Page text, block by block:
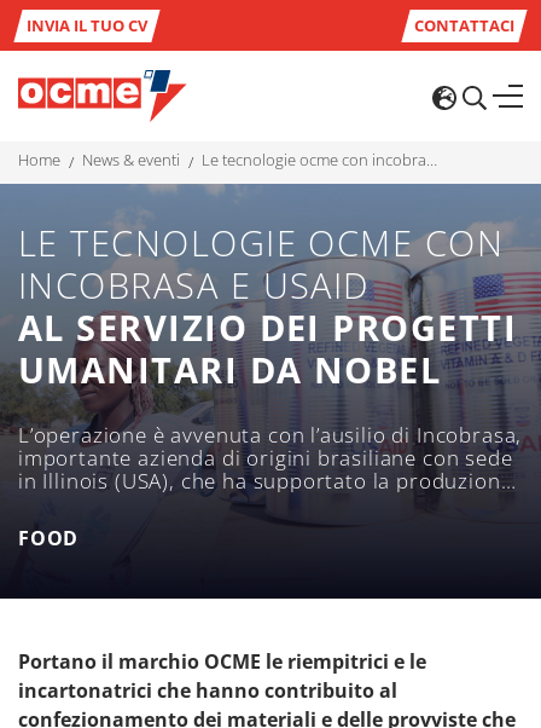
INVIA IL TUO CV CONTATTACI
home news & eventi le tecnologie ocme con incobrasa e usaid al servizio dei progetti umanitari da nobel
LE TECNOLOGIE OCME CON
INCOBRASA E USAID
AL SERVIZIO DEI PROGETTI
UMANITARI DA NOBEL
L’operazione è avvenuta con l’ausilio di Incobrasa,
importante azienda di origini brasiliane con sede
in Illinois (USA), che ha supportato la produzione
sulle linee comprate per USAID attraverso
l’utilizzo della riempitrice rotativa ponderale
LIBRA e di ALTAIR, l’incartonatrice wrap-around
FOOD
Portano il marchio OCME le riempitrici e le
incartonatrici che hanno contribuito al
confezionamento dei materiali e delle provviste che